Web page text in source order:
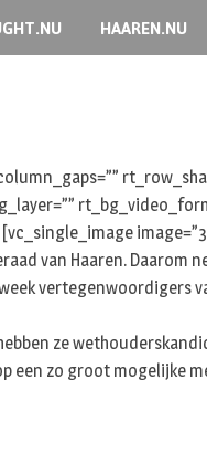
HAAREN.NU
van Haaren. Daarom
vertegenwoordigers
ze
een zo groot mogelijke